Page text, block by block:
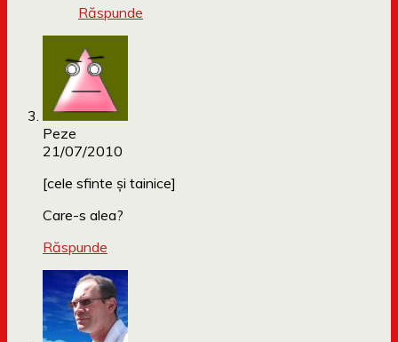
Răspunde
Peze
21/07/2010
[cele sfinte şi tainice]
Care-s alea?
Răspunde